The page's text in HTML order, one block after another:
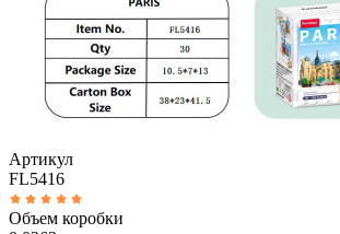
Артикул
FL5416
Объем коробки